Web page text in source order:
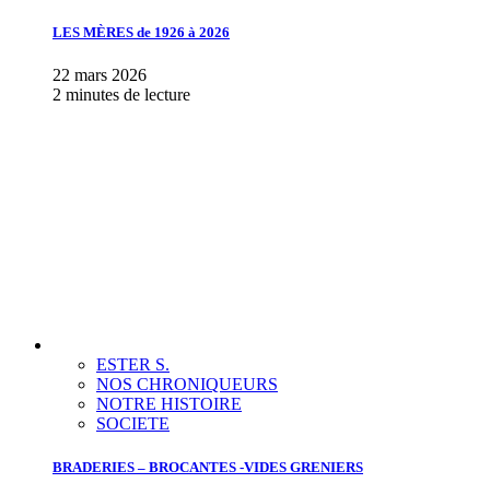
LES MÈRES de 1926 à 2026
22 mars 2026
2 minutes de lecture
ESTER S.
NOS CHRONIQUEURS
NOTRE HISTOIRE
SOCIETE
BRADERIES – BROCANTES -VIDES GRENIERS